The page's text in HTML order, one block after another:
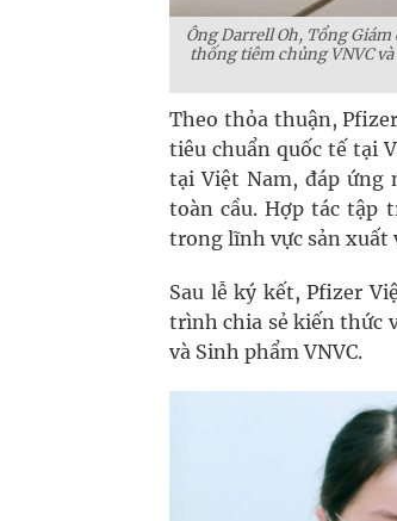
Ông Darrell Oh, Tổng
thống tiêm chủng VNVC
Theo thỏa thuận,
tiêu chuẩn quốc tế tại
tại Việt Nam, đáp ứng
toàn cầu. Hợp tác tập
trong lĩnh vực sản xuất
Sau lễ ký kết, Pfizer
trình chia sẻ kiến thức
và Sinh phẩm VNVC.